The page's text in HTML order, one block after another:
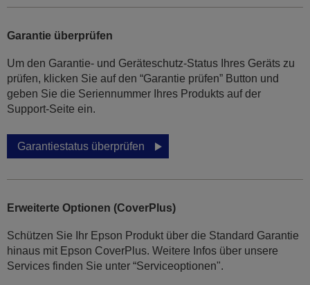
Garantie überprüfen
Um den Garantie- und Geräteschutz-Status Ihres Geräts zu
prüfen, klicken Sie auf den “Garantie prüfen” Button und
geben Sie die Seriennummer Ihres Produkts auf der
Support-Seite ein.
Garantiestatus überprüfen
Erweiterte Optionen (CoverPlus)
Schützen Sie Ihr Epson Produkt über die Standard Garantie
hinaus mit Epson CoverPlus. Weitere Infos über unsere
Services finden Sie unter “Serviceoptionen".